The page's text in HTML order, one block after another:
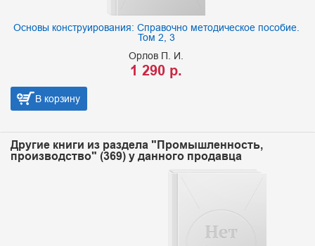
Основы конструирования: Справочно методическое пособие.
Том 2, 3
Орлов П. И.
1 290 р.
В корзину
Другие книги из раздела "Промышленность,
производство" (369) у данного продавца